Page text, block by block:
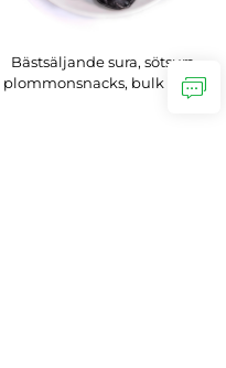
Bästsäljande sura, sötsura
plommonsnacks, bulk OEM